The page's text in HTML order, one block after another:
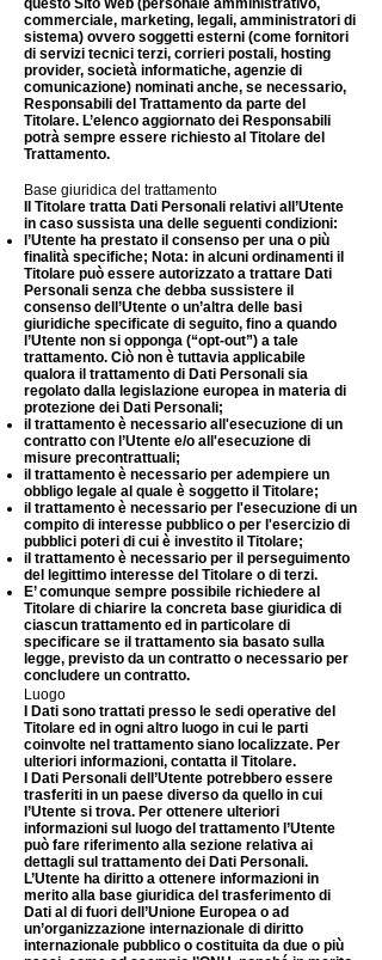
questo Sito Web (personale amministrativo,
commerciale, marketing, legali, amministratori di
sistema) ovvero soggetti esterni (come fornitori
di servizi tecnici terzi, corrieri postali, hosting
provider, società informatiche, agenzie di
comunicazione) nominati anche, se necessario,
Responsabili del Trattamento da parte del
Titolare. L’elenco aggiornato dei Responsabili
potrà sempre essere richiesto al Titolare del
Trattamento.
Base giuridica del trattamento
Il Titolare tratta Dati Personali relativi all’Utente
in caso sussista una delle seguenti condizioni:
l’Utente ha prestato il consenso per una o più
finalità specifiche; Nota: in alcuni ordinamenti il
Titolare può essere autorizzato a trattare Dati
Personali senza che debba sussistere il
consenso dell’Utente o un’altra delle basi
giuridiche specificate di seguito, fino a quando
l’Utente non si opponga (“opt-out”) a tale
trattamento. Ciò non è tuttavia applicabile
qualora il trattamento di Dati Personali sia
regolato dalla legislazione europea in materia di
protezione dei Dati Personali;
il trattamento è necessario all'esecuzione di un
contratto con l’Utente e/o all'esecuzione di
misure precontrattuali;
il trattamento è necessario per adempiere un
obbligo legale al quale è soggetto il Titolare;
il trattamento è necessario per l'esecuzione di un
compito di interesse pubblico o per l'esercizio di
pubblici poteri di cui è investito il Titolare;
il trattamento è necessario per il perseguimento
del legittimo interesse del Titolare o di terzi.
E’ comunque sempre possibile richiedere al
Titolare di chiarire la concreta base giuridica di
ciascun trattamento ed in particolare di
specificare se il trattamento sia basato sulla
legge, previsto da un contratto o necessario per
concludere un contratto.
Luogo
I Dati sono trattati presso le sedi operative del
Titolare ed in ogni altro luogo in cui le parti
coinvolte nel trattamento siano localizzate. Per
ulteriori informazioni, contatta il Titolare.
I Dati Personali dell’Utente potrebbero essere
trasferiti in un paese diverso da quello in cui
l’Utente si trova. Per ottenere ulteriori
informazioni sul luogo del trattamento l’Utente
può fare riferimento alla sezione relativa ai
dettagli sul trattamento dei Dati Personali.
L’Utente ha diritto a ottenere informazioni in
merito alla base giuridica del trasferimento di
Dati al di fuori dell’Unione Europea o ad
un’organizzazione internazionale di diritto
internazionale pubblico o costituita da due o più